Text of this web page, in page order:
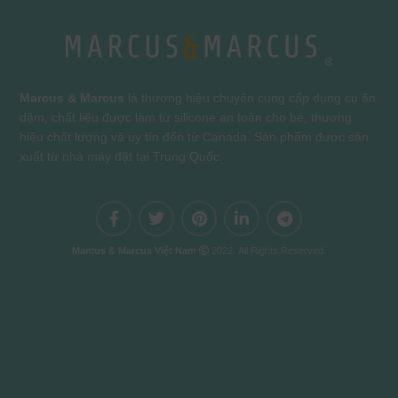
Marcus & Marcus là thương hiệu chuyên cung cấp dụng cụ ăn
dặm, chất liệu được làm từ silicone an toàn cho bé, thương
hiệu chất lượng và uy tín đến từ Canada. Sản phẩm được sản
xuất từ nhà máy đặt tại Trung Quốc.
Marcus & Marcus Việt Nam 2022. All Rights Reserved.